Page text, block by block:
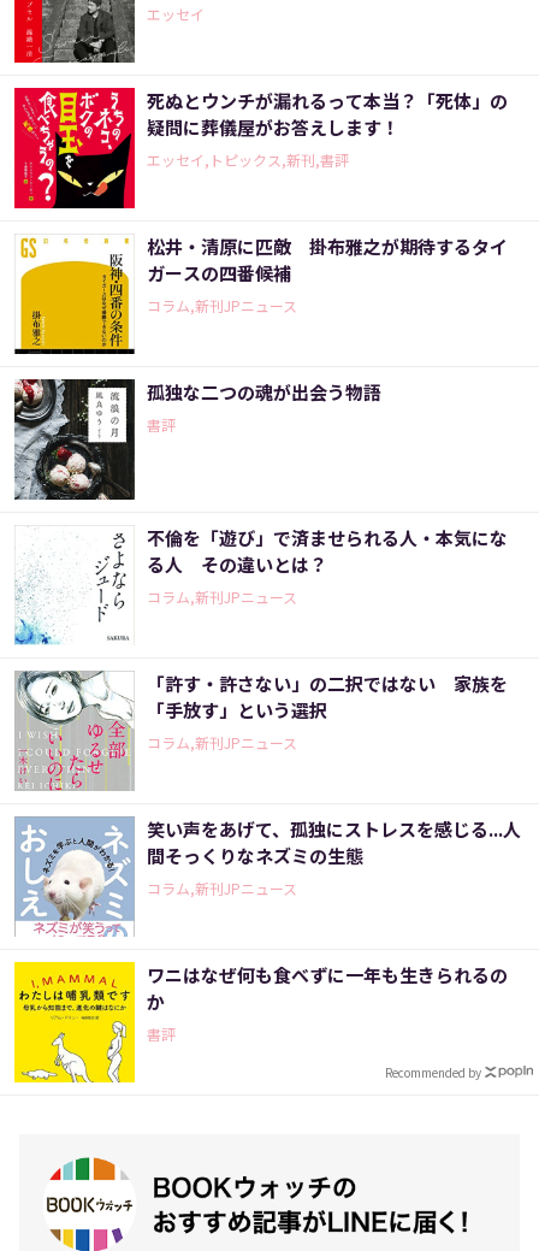
エッセイ
死ぬとウンチが漏れるって本当？「死体」の
疑問に葬儀屋がお答えします！
エッセイ,トピックス,新刊,書評
松井・清原に匹敵 掛布雅之が期待するタイ
ガースの四番候補
コラム,新刊JPニュース
孤独な二つの魂が出会う物語
書評
不倫を「遊び」で済ませられる人・本気にな
る人 その違いとは？
コラム,新刊JPニュース
「許す・許さない」の二択ではない 家族を
「手放す」という選択
コラム,新刊JPニュース
笑い声をあげて、孤独にストレスを感じる...人
間そっくりなネズミの生態
コラム,新刊JPニュース
ワニはなぜ何も食べずに一年も生きられるの
か
書評
Recommended by